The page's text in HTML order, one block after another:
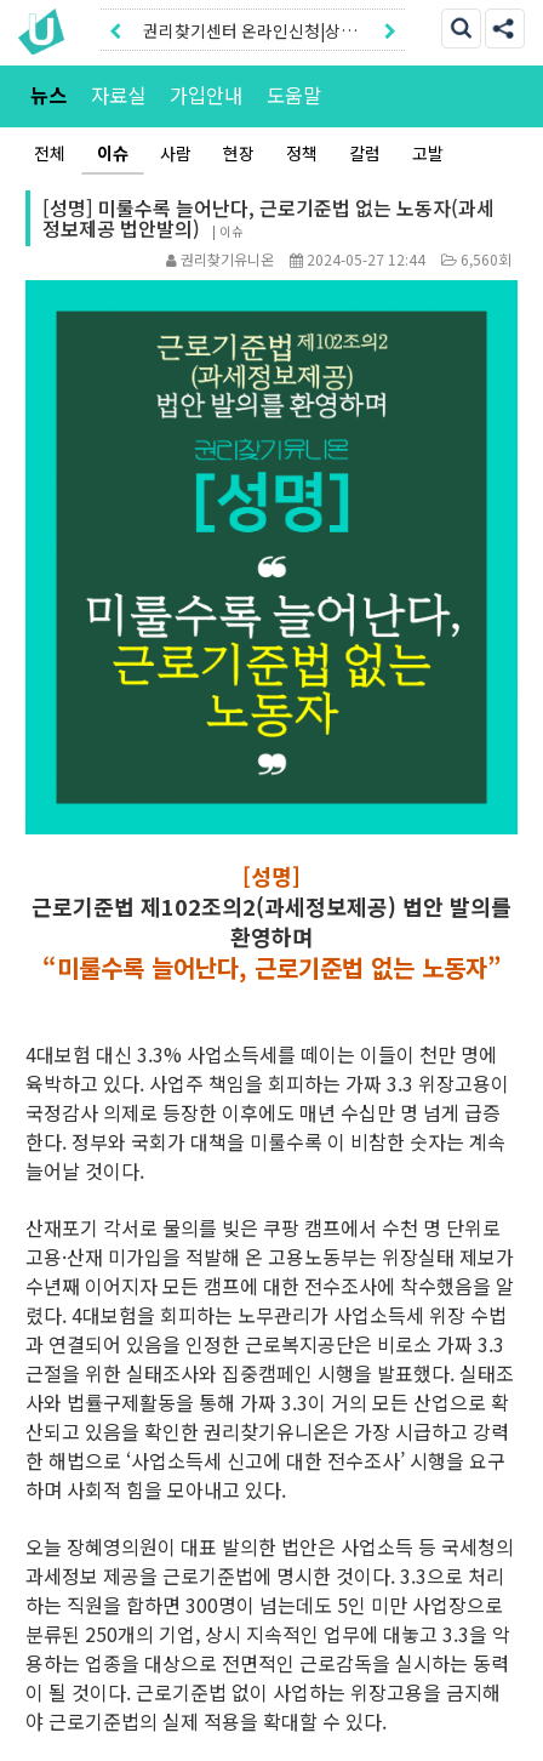
권리찾기센터 온라인신청|상담
톡
권리찾기유니온 조합원|후원안
뉴스 자료실 가입안내 도움말
전체 이슈 사람 현장 정책 칼럼 고발
[성명] 미룰수록 늘어난다, 근로기준법 없는 노동자(과세
정보제공 법안발의) | 이슈
권리찾기유니온 2024-05-27 12:44 6,560회
[성명]
근로기준법 제102조의2(과세정보제공) 법안 발의를
환영하며
“미룰수록 늘어난다, 근로기준법 없는 노동자”
4대보험 대신 3.3% 사업소득세를 떼이는 이들이 천만 명에
육박하고 있다. 사업주 책임을 회피하는 가짜 3.3 위장고용이
국정감사 의제로 등장한 이후에도 매년 수십만 명 넘게 급증
한다. 정부와 국회가 대책을 미룰수록 이 비참한 숫자는 계속
늘어날 것이다.
산재포기 각서로 물의를 빚은 쿠팡 캠프에서 수천 명 단위로
고용·산재 미가입을 적발해 온 고용노동부는 위장실태 제보가
수년째 이어지자 모든 캠프에 대한 전수조사에 착수했음을 알
렸다. 4대보험을 회피하는 노무관리가 사업소득세 위장 수법
과 연결되어 있음을 인정한 근로복지공단은 비로소 가짜 3.3
근절을 위한 실태조사와 집중캠페인 시행을 발표했다. 실태조
사와 법률구제활동을 통해 가짜 3.3이 거의 모든 산업으로 확
산되고 있음을 확인한 권리찾기유니온은 가장 시급하고 강력
한 해법으로 ‘사업소득세 신고에 대한 전수조사’ 시행을 요구
하며 사회적 힘을 모아내고 있다.
오늘 장혜영의원이 대표 발의한 법안은 사업소득 등 국세청의
과세정보 제공을 근로기준법에 명시한 것이다. 3.3으로 처리
하는 직원을 합하면 300명이 넘는데도 5인 미만 사업장으로
분류된 250개의 기업, 상시 지속적인 업무에 대놓고 3.3을 악
용하는 업종을 대상으로 전면적인 근로감독을 실시하는 동력
이 될 것이다. 근로기준법 없이 사업하는 위장고용을 금지해
야 근로기준법의 실제 적용을 확대할 수 있다.